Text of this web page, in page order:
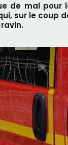
de mal pour
sur le coup